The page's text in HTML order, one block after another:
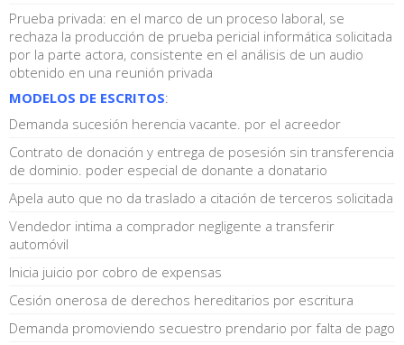
Prueba privada: en el marco de un proceso laboral, se
rechaza la producción de prueba pericial informática solicitada
por la parte actora, consistente en el análisis de un audio
obtenido en una reunión privada
MODELOS DE ESCRITOS:
Demanda sucesión herencia vacante. por el acreedor
Contrato de donación y entrega de posesión sin transferencia
de dominio. poder especial de donante a donatario
Apela auto que no da traslado a citación de terceros solicitada
Vendedor intima a comprador negligente a transferir
automóvil
Inicia juicio por cobro de expensas
Cesión onerosa de derechos hereditarios por escritura
Demanda promoviendo secuestro prendario por falta de pago